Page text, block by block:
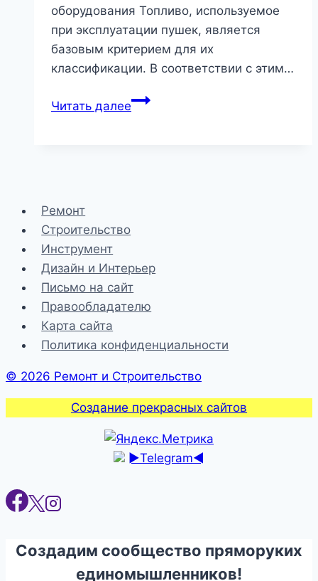
оборудования Топливо, используемое
при эксплуатации пушек, является
базовым критерием для их
классификации. В соответствии с этим…
Читать далееТепловые
сфера
эксплуатации
Ремонт
Строительство
Инструмент
Дизайн и Интерьер
Письмо на сайт
Правообладателю
Карта сайта
Политика конфиденциальности
© 2026 Ремонт и Строительство
Создание прекрасных сайтов
►Telegram◄
Создадим сообщество пряморуких
единомышленников!